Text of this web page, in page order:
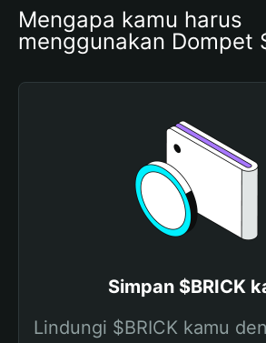
Mengapa kamu harus
menggunakan Dompet
Simpan $BRICK
Lindungi $BRICK kamu